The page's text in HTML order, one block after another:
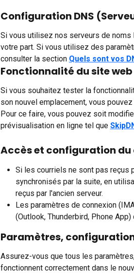
Configuration DNS
Si vous utilisez nos serveurs de noms
votre part. Si vous utilisez des
consulter la section Quels sont vos
Fonctionnalité du site web
Si vous souhaitez tester la
son nouvel emplacement, vous
Pour ce faire, vous pouvez soit
prévisualisation en ligne tel que
Accès et configuration du
Si les courriels ne sont pas reçus
synchronisés par la suite, en
reçus par l'ancien serveur.
Les paramètres de connexion
(Outlook, Thunderbird, Phone
Paramètres,
Assurez-vous que tous les
fonctionnent correctement dans le